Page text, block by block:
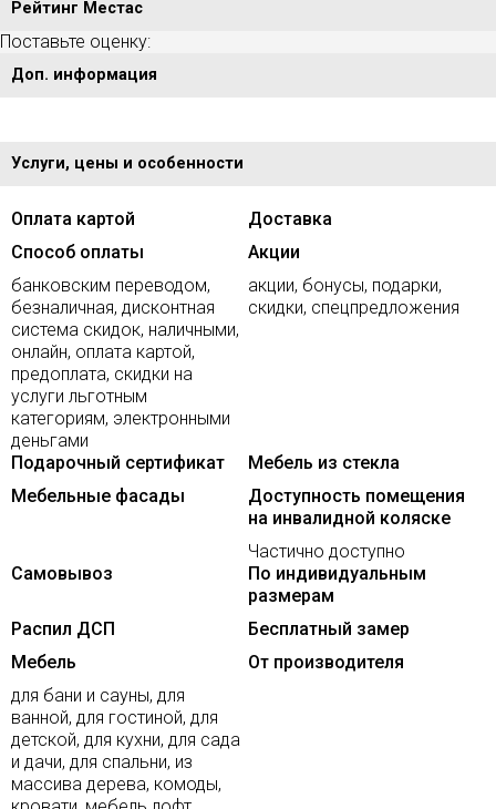
Рейтинг Местас
Поставьте оценку:
Доп. информация
Услуги, цены и особенности
Оплата картой
Доставка
Способ оплаты
банковским переводом,
безналичная, дисконтная
система скидок, наличными,
онлайн, оплата картой,
предоплата, скидки на
услуги льготным
категориям, электронными
деньгами
Акции
акции, бонусы, подарки,
скидки, спецпредложения
Подарочный сертификат
Мебель из стекла
Мебельные фасады
Доступность помещения
на инвалидной коляске
Частично доступно
Самовывоз
По индивидуальным
размерам
Распил ДСП
Бесплатный замер
Мебель
для бани и сауны, для
ванной, для гостиной, для
детской, для кухни, для сада
и дачи, для спальни, из
массива дерева, комоды,
От производителя